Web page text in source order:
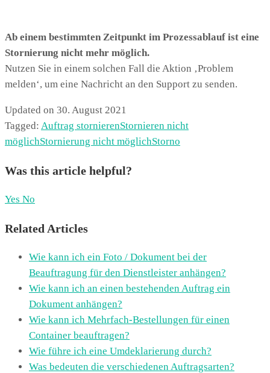
Ab einem bestimmten Zeitpunkt im Prozessablauf ist eine
Stornierung nicht mehr möglich.
Nutzen Sie in einem solchen Fall die Aktion ‚Problem
melden‘, um eine Nachricht an den Support zu senden.
Updated on 30. August 2021
Tagged: Auftrag stornierenStornieren nicht
möglichStornierung nicht möglichStorno
Was this article helpful?
Yes No
Related Articles
Wie kann ich ein Foto / Dokument bei der
Beauftragung für den Dienstleister anhängen?
Wie kann ich an einen bestehenden Auftrag ein
Dokument anhängen?
Wie kann ich Mehrfach-Bestellungen für einen
Container beauftragen?
Wie führe ich eine Umdeklarierung durch?
Was bedeuten die verschiedenen Auftragsarten?